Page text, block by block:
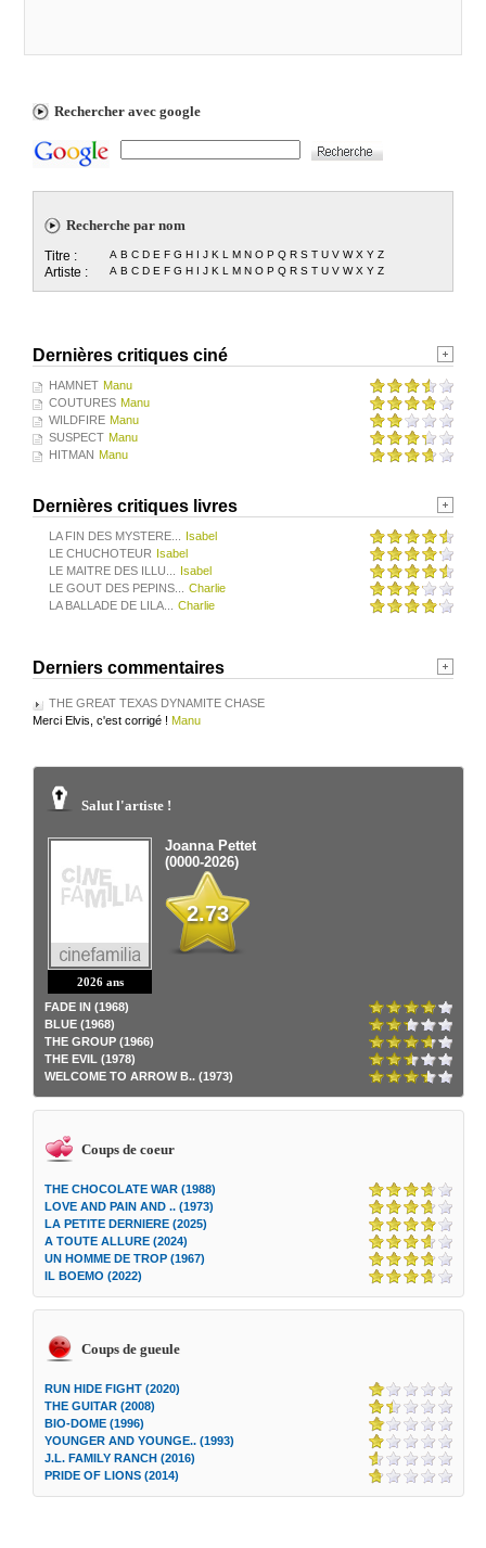
Rechercher avec google
Recherche par nom
Titre : A B C D E F G H I J K L M N O P Q R S T U V W X Y Z
Artiste : A B C D E F G H I J K L M N O P Q R S T U V W X Y Z
Dernières critiques ciné
HAMNET Manu
COUTURES Manu
WILDFIRE Manu
SUSPECT Manu
HITMAN Manu
Dernières critiques livres
LA FIN DES MYSTERE...
Isabel
LE CHUCHOTEUR Isabel
LE MAITRE DES ILLU...
Isabel
LE GOUT DES PEPINS...
Charlie
LA BALLADE DE LILA...
Charlie
Derniers commentaires
THE GREAT TEXAS DYNAMITE CHASE
Merci Elvis, c'est corrigé ! Manu
Salut l'artiste !
2026 ans
Joanna Pettet
(0000-2026)
2.73
FADE IN (1968)
BLUE (1968)
THE GROUP (1966)
THE EVIL (1978)
WELCOME TO ARROW B.. (1973)
Coups de coeur
THE CHOCOLATE WAR (1988)
LOVE AND PAIN AND .. (1973)
LA PETITE DERNIERE (2025)
A TOUTE ALLURE (2024)
UN HOMME DE TROP (1967)
IL BOEMO (2022)
Coups de gueule
RUN HIDE FIGHT (2020)
THE GUITAR (2008)
BIO-DOME (1996)
YOUNGER AND YOUNGE.. (1993)
J.L. FAMILY RANCH (2016)
PRIDE OF LIONS (2014)